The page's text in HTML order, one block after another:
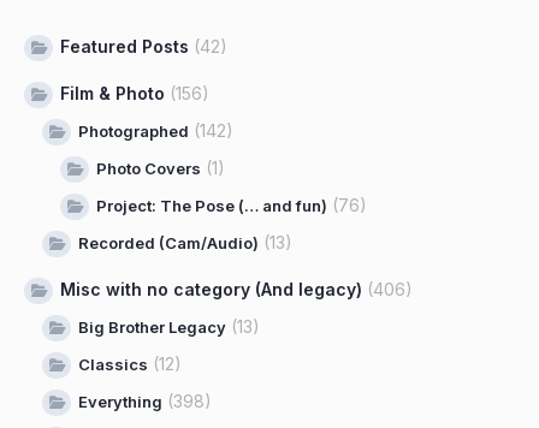
Featured Posts (42)
Film & Photo (156)
Photographed (142)
Photo Covers (1)
Project: The Pose (… and fun) (76)
Recorded (Cam/Audio) (13)
Misc with no category (And legacy) (406)
Big Brother Legacy (13)
Classics (12)
Everything (398)